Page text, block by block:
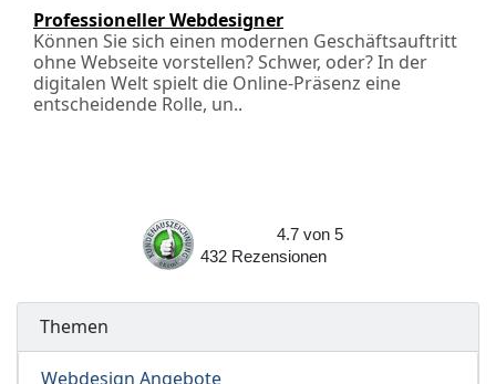
Professioneller Webdesigner
Können Sie sich einen modernen Geschäftsauftritt
ohne Webseite vorstellen? Schwer, oder? In der
digitalen Welt spielt die Online-Präsenz eine
entscheidende Rolle, un..
4.7 von 5
432
Rezensionen
Themen
Webdesign Angebote